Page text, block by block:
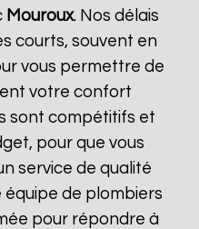
Mouroux. Nos délais
courts, souvent en
vous permettre de
votre confort
sont compétitifs et
pour que vous
service de qualité
équipe de plombiers
pour répondre à